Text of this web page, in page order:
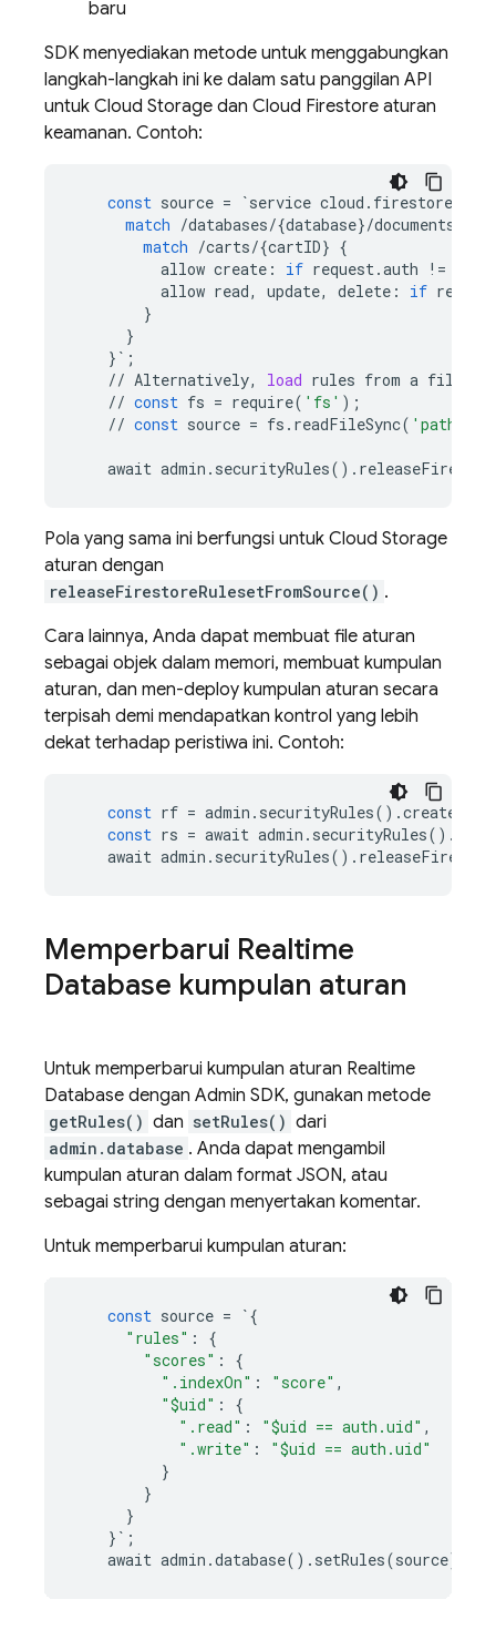
baru
SDK menyediakan metode untuk menggabungkan
langkah-langkah ini ke dalam satu panggilan API
untuk Cloud Storage dan Cloud Firestore aturan
keamanan. Contoh:
const source = `service cloud . firestore
match /databases/{database}/documents
match /carts/{cartID} {
allow create : if request.auth !=
allow read, update, delete : if
}
}
} ` ;
// Alternatively, load rules from a file
// const fs = require( 'fs' );
// const source = fs . readFileSync( 'path/
await admin . securityRules() .
Pola yang sama ini berfungsi untuk Cloud Storage
aturan dengan
releaseFirestoreRulesetFromSource() .
Cara lainnya, Anda dapat membuat file aturan
sebagai objek dalam memori, membuat kumpulan
aturan, dan men-deploy kumpulan aturan secara
terpisah demi mendapatkan kontrol yang lebih
dekat terhadap peristiwa ini. Contoh:
const rf = admin . securityRules() .
const rs = await admin . securityRules() .
await admin . securityRules() .
Memperbarui Realtime
Database kumpulan aturan
Untuk memperbarui kumpulan aturan Realtime
Database dengan Admin SDK, gunakan metode
getRules() dan setRules() dari
admin.database . Anda dapat mengambil
kumpulan aturan dalam format JSON, atau
sebagai string dengan menyertakan komentar.
Untuk memperbarui kumpulan aturan:
const source = `{
"rules" :
{
"scores" :
{
".indexOn" : "score" ,
"$uid" :
{
".read" : "$uid == auth.uid" ,
".write" :
"$uid == auth.uid"
}
}
}
} ` ;
await admin .database() . setRules(source);